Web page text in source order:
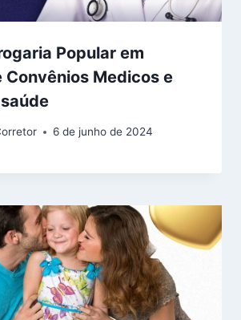
Popular em
Convênios Medicos e
6 de junho de 2024